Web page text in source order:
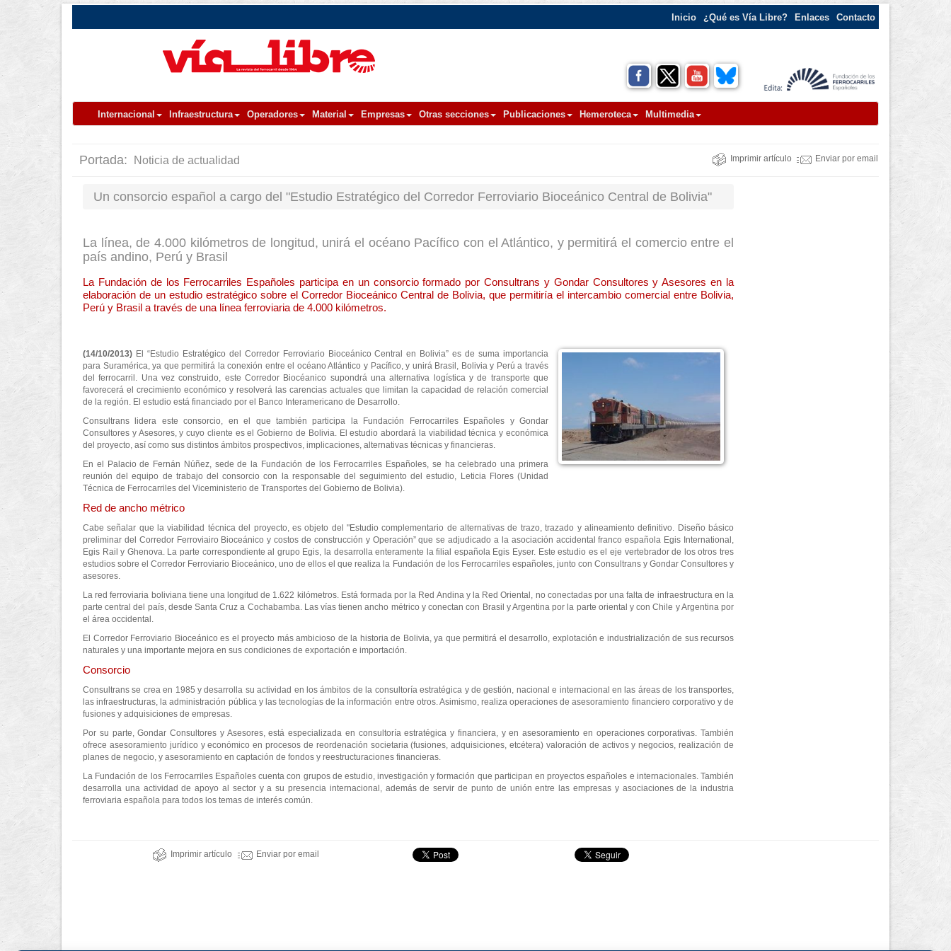
Inicio ¿Qué es Vía Libre? Enlaces Contacto
Internacional Infraestructura Operadores Material Empresas Otras secciones Publicaciones Hemeroteca Multimedia
Portada: Noticia de actualidad Imprimir artículo Enviar por email
Un consorcio español a cargo del "Estudio Estratégico del Corredor Ferroviario Bioceánico Central de Bolivia"
La línea, de 4.000 kilómetros de longitud, unirá el océano Pacífico con el Atlántico, y permitirá el comercio entre el
país andino, Perú y Brasil
La Fundación de los Ferrocarriles Españoles participa en un consorcio formado por Consultrans y Gondar Consultores y Asesores en la
elaboración de un estudio estratégico sobre el Corredor Bioceánico Central de Bolivia, que permitiría el intercambio comercial entre Bolivia,
Perú y Brasil a través de una línea ferroviaria de 4.000 kilómetros.
(14/10/2013) El “Estudio Estratégico del Corredor Ferroviario Bioceánico Central en Bolivia” es de suma importancia
para Suramérica, ya que permitirá la conexión entre el océano Atlántico y Pacífico, y unirá Brasil, Bolivia y Perú a través
del ferrocarril. Una vez construido, este Corredor Biocéanico supondrá una alternativa logística y de transporte que
favorecerá el crecimiento económico y resolverá las carencias actuales que limitan la capacidad de relación comercial
de la región. El estudio está financiado por el Banco Interamericano de Desarrollo.
Consultrans lidera este consorcio, en el que también participa la Fundación Ferrocarriles Españoles y Gondar
Consultores y Asesores, y cuyo cliente es el Gobierno de Bolivia. El estudio abordará la viabilidad técnica y económica
del proyecto, así como sus distintos ámbitos prospectivos, implicaciones, alternativas técnicas y financieras.
En el Palacio de Fernán Núñez, sede de la Fundación de los Ferrocarriles Españoles, se ha celebrado una primera
reunión del equipo de trabajo del consorcio con la responsable del seguimiento del estudio, Leticia Flores (Unidad
Técnica de Ferrocarriles del Viceministerio de Transportes del Gobierno de Bolivia).
Red de ancho métrico
Cabe señalar que la viabilidad técnica del proyecto, es objeto del "Estudio complementario de alternativas de trazo, trazado y alineamiento definitivo. Diseño básico
preliminar del Corredor Ferroviairo Bioceánico y costos de construcción y Operación” que se adjudicado a la asociación accidental franco española Egis International,
Egis Rail y Ghenova. La parte correspondiente al grupo Egis, la desarrolla enteramente la filial española Egis Eyser. Este estudio es el eje vertebrador de los otros tres
estudios sobre el Corredor Ferroviario Bioceánico, uno de ellos el que realiza la Fundación de los Ferrocarriles españoles, junto con Consultrans y Gondar Consultores y
asesores.
La red ferroviaria boliviana tiene una longitud de 1.622 kilómetros. Está formada por la Red Andina y la Red Oriental, no conectadas por una falta de infraestructura en la
parte central del país, desde Santa Cruz a Cochabamba. Las vías tienen ancho métrico y conectan con Brasil y Argentina por la parte oriental y con Chile y Argentina por
el área occidental.
El Corredor Ferroviario Bioceánico es el proyecto más ambicioso de la historia de Bolivia, ya que permitirá el desarrollo, explotación e industrialización de sus recursos
naturales y una importante mejora en sus condiciones de exportación e importación.
Consorcio
Consultrans se crea en 1985 y desarrolla su actividad en los ámbitos de la consultoría estratégica y de gestión, nacional e internacional en las áreas de los transportes,
las infraestructuras, la administración pública y las tecnologías de la información entre otros. Asimismo, realiza operaciones de asesoramiento financiero corporativo y de
fusiones y adquisiciones de empresas.
Por su parte, Gondar Consultores y Asesores, está especializada en consultoría estratégica y financiera, y en asesoramiento en operaciones corporativas. También
ofrece asesoramiento jurídico y económico en procesos de reordenación societaria (fusiones, adquisiciones, etcétera) valoración de activos y negocios, realización de
planes de negocio, y asesoramiento en captación de fondos y reestructuraciones financieras.
La Fundación de los Ferrocarriles Españoles cuenta con grupos de estudio, investigación y formación que participan en proyectos españoles e internacionales. También
desarrolla una actividad de apoyo al sector y a su presencia internacional, además de servir de punto de unión entre las empresas y asociaciones de la industria
ferroviaria española para todos los temas de interés común.
Imprimir artículo Enviar por email